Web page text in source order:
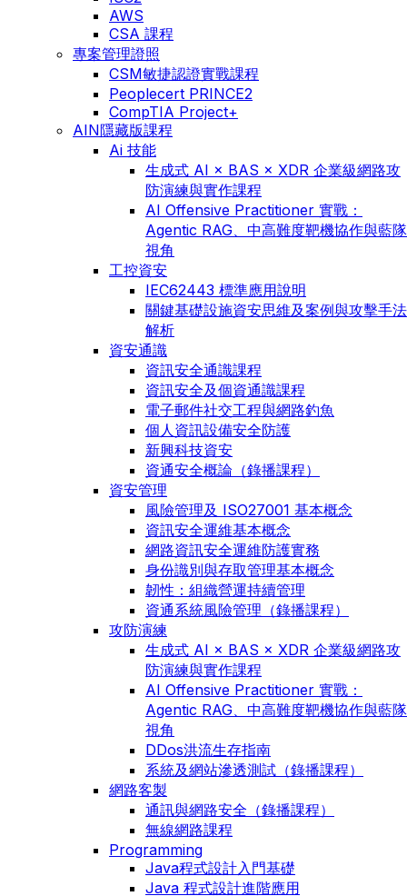
AWS
CSA 課程
專案管理證照
CSM敏捷認證實戰課程
Peoplecert PRINCE2
CompTIA Project+
AIN隱藏版課程
Ai 技能
生成式 AI × BAS × XDR 企業級網路攻
防演練與實作課程
AI Offensive Practitioner 實戰：
Agentic RAG、中高難度靶機協作與藍隊
視角
工控資安
IEC62443 標準應用說明
關鍵基礎設施資安思維及案例與攻擊手法
解析
資安通識
資訊安全通識課程
資訊安全及個資通識課程
電子郵件社交工程與網路釣魚
個人資訊設備安全防護
新興科技資安
資通安全概論（錄播課程）
資安管理
風險管理及 ISO27001 基本概念
資訊安全運維基本概念
網路資訊安全運維防護實務
身份識別與存取管理基本概念
韌性：組織營運持續管理
資通系統風險管理（錄播課程）
攻防演練
生成式 AI × BAS × XDR 企業級網路攻
防演練與實作課程
AI Offensive Practitioner 實戰：
Agentic RAG、中高難度靶機協作與藍隊
視角
DDos洪流生存指南
系統及網站滲透測試（錄播課程）
網路客製
通訊與網路安全（錄播課程）
無線網路課程
Programming
Java程式設計入門基礎
Java 程式設計進階應用